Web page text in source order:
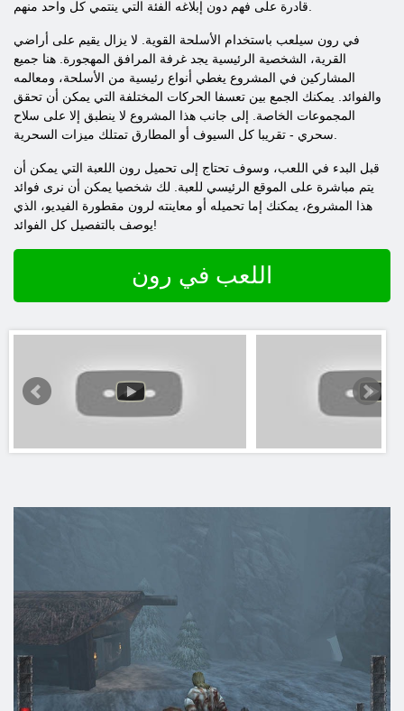
في رون سيلعب باستخدام الأسلحة القوية. لا يزال يقيم على أراضي
القرية، الشخصية الرئيسية يجد غرفة المرافق المهجورة. هنا جميع
المشاركين في المشروع يغطي أنواع رئيسية من الأسلحة، ومعالمه
والفوائد. يمكنك الجمع بين تعسفا الحركات المختلفة التي يمكن أن تحقق
المجموعات الخاصة. إلى جانب هذا المشروع لا ينطبق إلا على سلاح
قبل البدء في اللعب، وسوف تحتاج إلى تحميل رون اللعبة التي يمكن أن
يتم مباشرة على الموقع الرئيسي للعبة. لك شخصيا يمكن أن نرى فوائد
هذا المشروع، يمكنك إما تحميله أو معاينته لرون مقطورة الفيديو، الذي
يوصف بالتفصيل كل الفوائد!
اللعب في رون